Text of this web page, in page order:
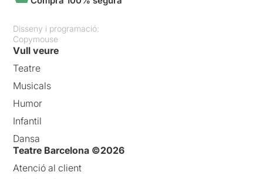
Disseny i programació:
Copymouse
Vull veure
Teatre
Musicals
Humor
Infantil
Dansa
Teatre Barcelona ©2026
Atenció al client